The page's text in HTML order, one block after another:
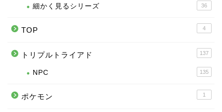
細かく見るシリーズ 36
TOP 4
トリプルトライアド 137
NPC 135
ポケモン 1